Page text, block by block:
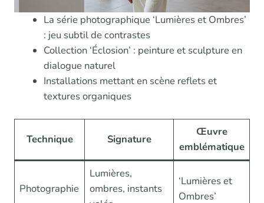
La série photographique ‘Lumières et Ombres’
: jeu subtil de contrastes
Collection ‘Éclosion’ : peinture et sculpture en
dialogue naturel
Installations mettant en scène reflets et
textures organiques
Technique Signature
Œuvre
emblématique
Photographie
Lumières,
ombres, instants
‘Lumières et
Ombres’